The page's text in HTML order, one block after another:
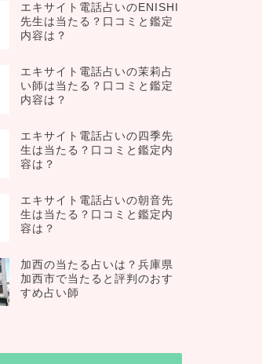
エキサイト電話占いのENISHI
先生は当たる？口コミと鑑定
内容は？
エキサイト電話占いの茉莉占
い師は当たる？口コミと鑑定
内容は？
エキサイト電話占いの四季先
生は当たる？口コミと鑑定内
容は？
エキサイト電話占いの朝音先
生は当たる？口コミと鑑定内
容は？
加西の当たる占いは？兵庫県
加西市で当たると評判のおす
すめ占い師